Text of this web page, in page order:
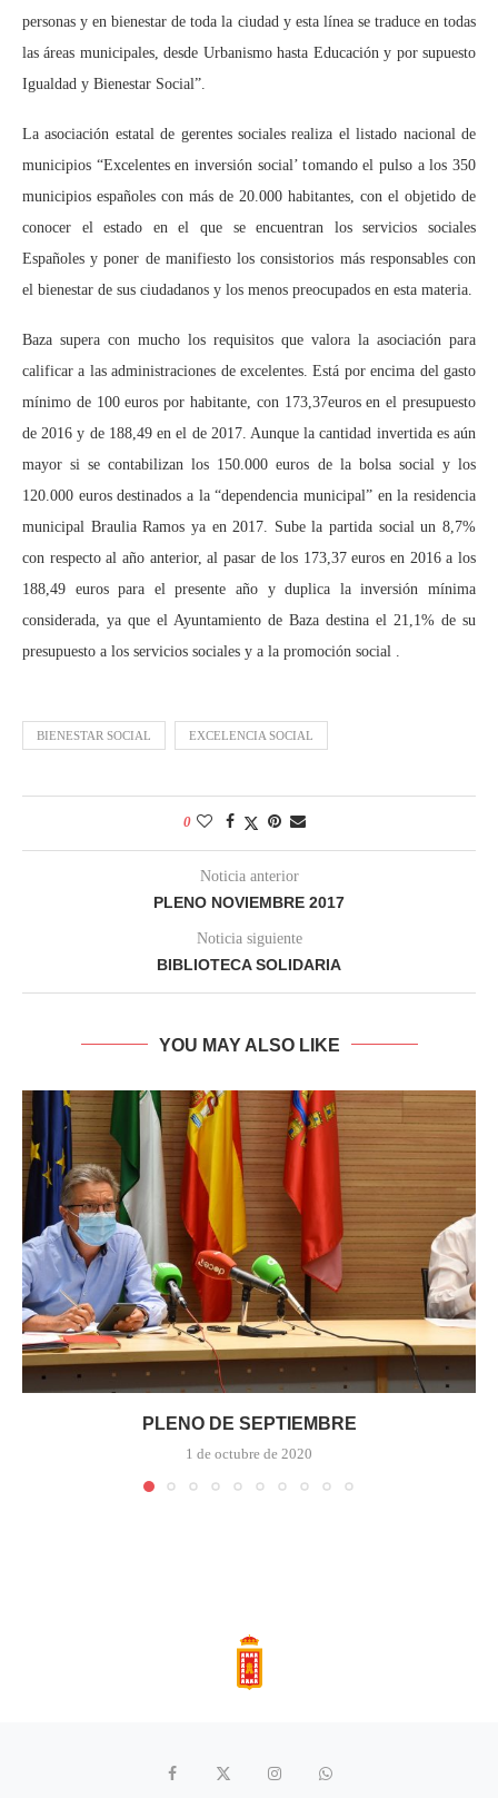
personas y en bienestar de toda la ciudad y esta línea se traduce en todas
las áreas municipales, desde Urbanismo hasta Educación y por supuesto
Igualdad y Bienestar Social”.
La asociación estatal de gerentes sociales realiza el listado nacional de
municipios “Excelentes en inversión social’ tomando el pulso a los 350
municipios españoles con más de 20.000 habitantes, con el objetido de
conocer el estado en el que se encuentran los servicios sociales
Españoles y poner de manifiesto los consistorios más responsables con
el bienestar de sus ciudadanos y los menos preocupados en esta materia.
Baza supera con mucho los requisitos que valora la asociación para
calificar a las administraciones de excelentes. Está por encima del gasto
mínimo de 100 euros por habitante, con 173,37euros en el presupuesto
de 2016 y de 188,49 en el de 2017. Aunque la cantidad invertida es aún
mayor si se contabilizan los 150.000 euros de la bolsa social y los
120.000 euros destinados a la “dependencia municipal” en la residencia
municipal Braulia Ramos ya en 2017. Sube la partida social un 8,7%
con respecto al año anterior, al pasar de los 173,37 euros en 2016 a los
188,49 euros para el presente año y duplica la inversión mínima
considerada, ya que el Ayuntamiento de Baza destina el 21,1% de su
presupuesto a los servicios sociales y a la promoción social .
BIENESTAR SOCIAL EXCELENCIA SOCIAL
0
Noticia anterior
PLENO NOVIEMBRE 2017
Noticia siguiente
BIBLIOTECA SOLIDARIA
YOU MAY ALSO LIKE
PLENO DE SEPTIEMBRE
1 de octubre de 2020